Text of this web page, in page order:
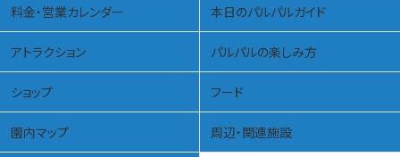
料金・営業カレンダー 本日のパルパルガイド
アトラクション パルパルの楽しみ方
ショップ フード
園内マップ 周辺・関連施設